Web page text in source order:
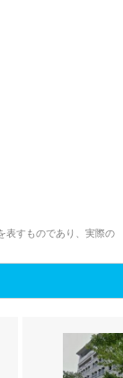
表すものであり、実際の